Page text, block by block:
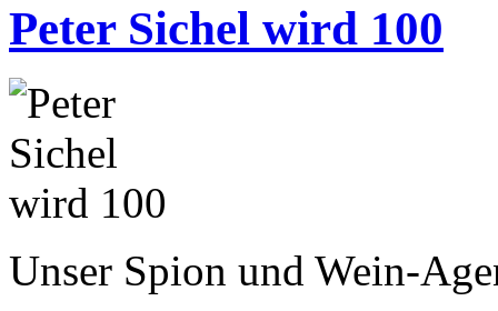
Peter Sichel wird 100
Unser Spion und Wein-